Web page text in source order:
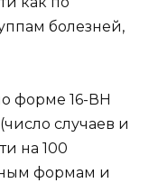
болезней,
форме 16-ВН
случаев и
на 100
формам и